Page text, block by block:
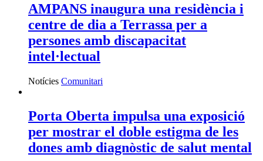
AMPANS inaugura una residència i
centre de dia a Terrassa per a
persones amb discapacitat
intel·lectual
Notícies Comunitari
Porta Oberta impulsa una exposició
per mostrar el doble estigma de les
dones amb diagnòstic de salut mental